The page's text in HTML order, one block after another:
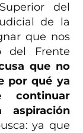
del
de la
que nos
del Frente
que no
por qué ya
aspiración
ya que